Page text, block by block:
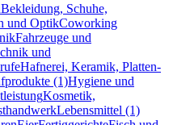
Bekleidung, Schuhe,
und OptikCoworking
Fahrzeuge und
und
Hafnerei, Keramik, Platten-
(1)Hygiene und
Kosmetik,
Lebensmittel (1)